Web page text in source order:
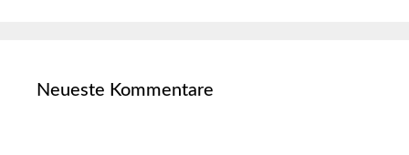
Neueste Kommentare